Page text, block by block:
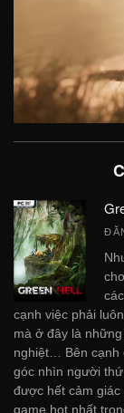
cạnh việc phải
mà ở đây là
nghiệt… Bên cạnh
góc nhìn người
được hết cảm giác
game hot nhất